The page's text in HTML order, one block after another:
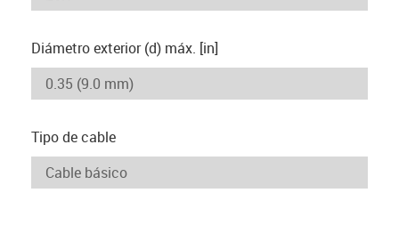
Diámetro exterior (d) máx. [in]
Tipo de cable